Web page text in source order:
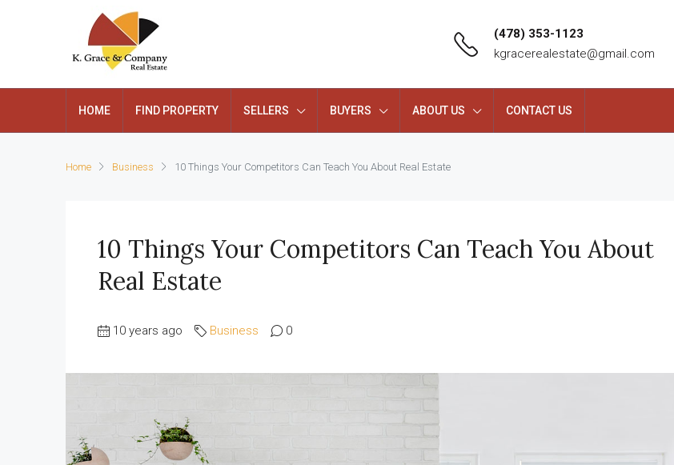
(478) 353-1123
kgracerealestate@gmail.com
HOME FIND PROPERTY SELLERS BUYERS ABOUT US CONTACT US
Home Business 10 Things Your Competitors Can Teach You About Real Estate
10 Things Your Competitors Can Teach You About
Real Estate
10 years ago Business 0